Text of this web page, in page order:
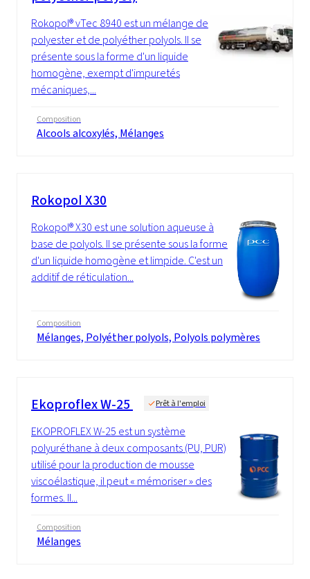
Rokopol® vTec 8940 est un mélange de
polyester et de polyéther polyols. Il se
présente sous la forme d'un liquide
homogène, exempt d'impuretés
mécaniques,...
Composition
Alcools alcoxylés, Mélanges
Rokopol X30
Rokopol® X30 est une solution aqueuse à
base de polyols. Il se présente sous la forme
d'un liquide homogène et limpide. C'est un
additif de réticulation...
Composition
Mélanges, Polyéther polyols, Polyols polymères
Ekoproflex W-25 Prêt à l'emploi
EKOPROFLEX W-25 est un système
polyuréthane à deux composants (PU, PUR)
utilisé pour la production de mousse
viscoélastique, il peut « mémoriser » des
formes. Il...
Composition
Mélanges